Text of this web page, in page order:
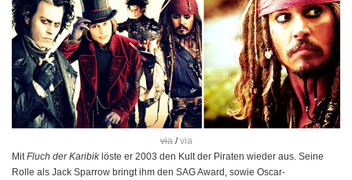
via/via
MitFluch der Karibiklöste er 2003 den Kult der Piraten wieder aus. Seine
Rolle als Jack Sparrow bringt ihm den SAG Award, sowie Oscar-